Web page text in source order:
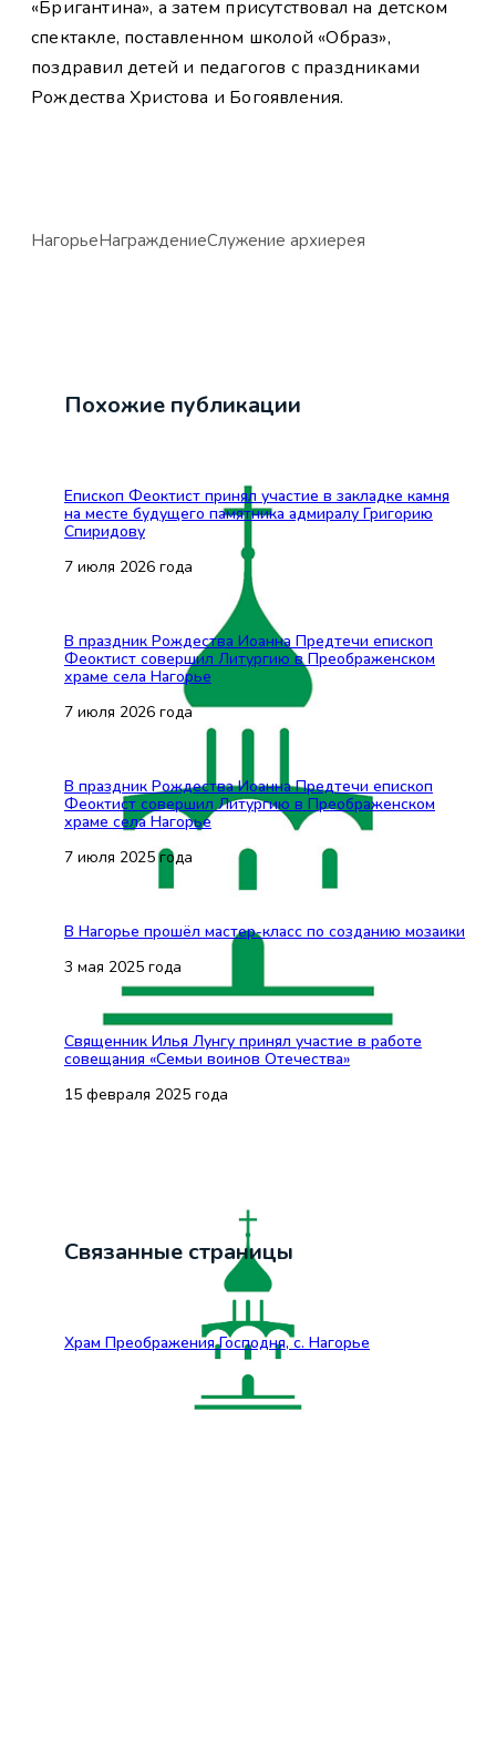
«Бригантина», а затем присутствовал на детском
спектакле, поставленном школой «Образ»,
поздравил детей и педагогов с праздниками
Рождества Христова и Богоявления.
НагорьеНаграждениеСлужение архиерея
Похожие публикации
Епископ Феоктист принял участие в закладке камня
на месте будущего памятника адмиралу Григорию
Спиридову
7 июля 2026 года
В праздник Рождества Иоанна Предтечи епископ
Феоктист совершил Литургию в Преображенском
храме села Нагорье
7 июля 2026 года
В праздник Рождества Иоанна Предтечи епископ
Феоктист совершил Литургию в Преображенском
храме села Нагорье
7 июля 2025 года
В Нагорье прошёл мастер-класс по созданию мозаики
3 мая 2025 года
Священник Илья Лунгу принял участие в работе
совещания «Семьи воинов Отечества»
15 февраля 2025 года
Связанные страницы
Храм Преображения Господня, с. Нагорье